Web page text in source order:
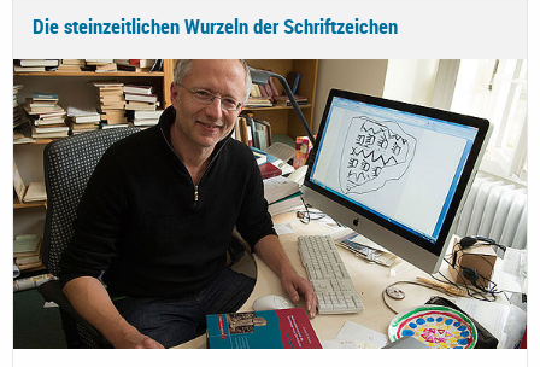
Die steinzeitlichen Wurzeln der Schriftzeichen